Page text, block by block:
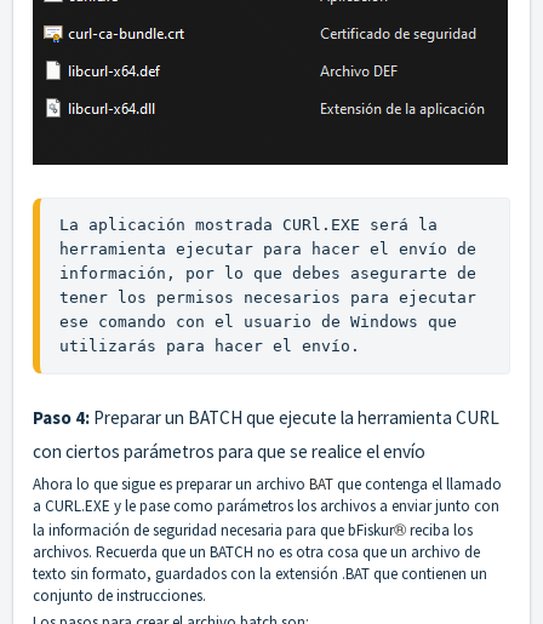
La aplicación mostrada CURl.EXE será la
herramienta ejecutar para hacer el envío de
información, por lo que debes asegurarte de
tener los permisos necesarios para ejecutar
ese comando con el usuario de Windows que
utilizarás para hacer el envío.
Paso 4: Preparar un BATCH que ejecute la herramienta CURL
con ciertos parámetros para que se realice el envío
Ahora lo que sigue es preparar un archivo BATque contenga el llamado
a CURL.EXE y le pase como parámetros los archivos a enviar junto con
la información de seguridad necesaria para que bFiskur®︎reciba los
archivos. Recuerda que un BATCH no es otra cosa que un archivo de
texto sin formato, guardados con la extensión .BAT que contienen un
conjunto de instrucciones.